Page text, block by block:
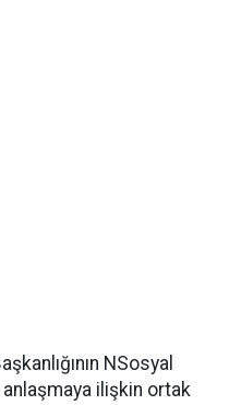
NSosyal
ilişkin ortak